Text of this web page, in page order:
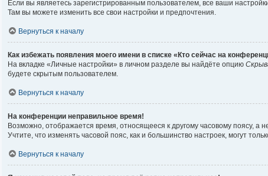
Если вы являетесь зарегистрированным пользователем, все ваши
Там вы можете изменить все свои настройки и предпочтения.
Вернуться к началу
Как избежать появления моего имени в списке «Кто сейчас на
На вкладке «Личные настройки» в личном разделе вы найдёте опцию
будете скрытым пользователем.
Вернуться к началу
На конференции неправильное время!
Возможно, отображается время, относящееся к другому часовому поясу, а
Учтите, что изменять часовой пояс, как и большинство настроек, могут
Вернуться к началу